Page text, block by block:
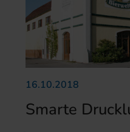
16.10.2018
Smarte